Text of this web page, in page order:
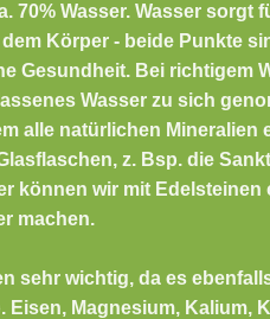
70% Wasser. Wasser sorgt
Körper - beide Punkte
Gesundheit. Bei richtigem
Wasser zu sich
alle natürlichen Mineralien
z. Bsp. die
können wir mit Edelsteinen
machen.
sehr wichtig, da es
Eisen, Magnesium, Kalium,